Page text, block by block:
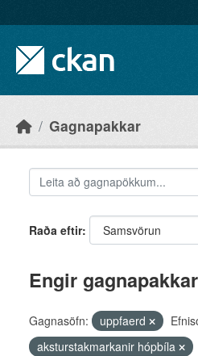
Gagnapakkar
Raða eftir
Engir
Gagnasöfn: uppfaerd
aksturstakmarkanir hópbíla